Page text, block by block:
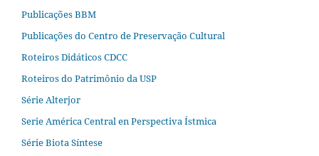
Publicações BBM
Publicações do Centro de Preservação Cultural
Roteiros Didáticos CDCC
Roteiros do Patrimônio da USP
Série Alterjor
Serie América Central en Perspectiva Ístmica
Série Biota Síntese